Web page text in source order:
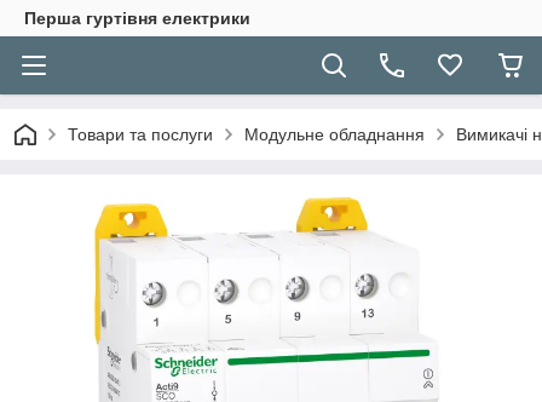
Перша гуртівня електрики
Товари та послуги Модульне обладнання Вимикачі